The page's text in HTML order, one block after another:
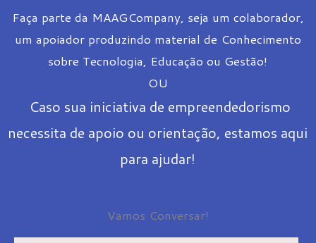
Faça parte da MAAGCompany, seja um colaborador,
um apoiador produzindo material de Conhecimento
sobre Tecnologia, Educação ou Gestão!
OU
Caso sua iniciativa de empreendedorismo
necessita de apoio ou orientação, estamos aqui
para ajudar!
Vamos Conversar!